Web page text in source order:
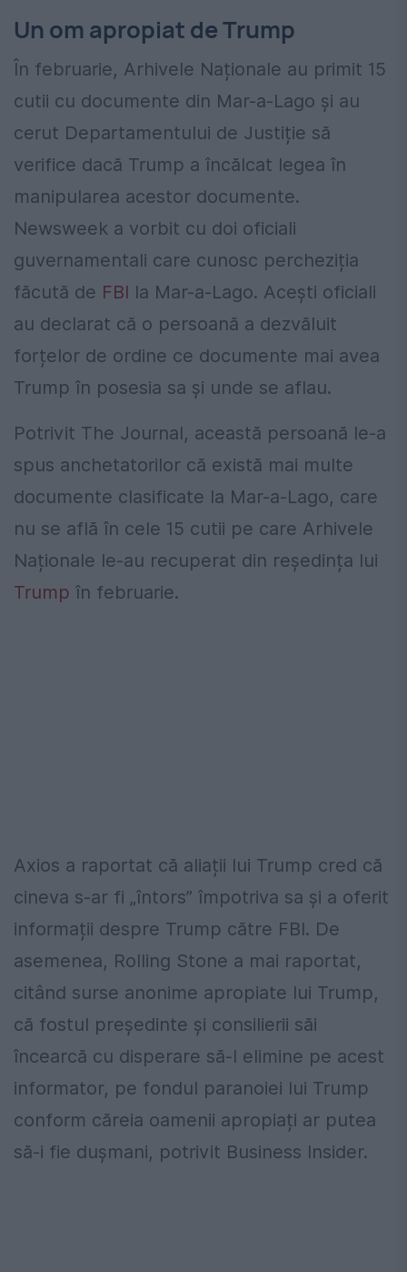
Un om apropiat de Trump
În februarie, Arhivele Naționale au primit 15
cutii cu documente din Mar-a-Lago și au
cerut Departamentului de Justiție să
verifice dacă Trump a încălcat legea în
manipularea acestor documente.
Newsweek a vorbit cu doi oficiali
guvernamentali care cunosc percheziția
făcută de FBI la Mar-a-Lago. Acești oficiali
au declarat că o persoană a dezvăluit
forțelor de ordine ce documente mai avea
Trump în posesia sa și unde se aflau.
Potrivit The Journal, această persoană le-a
spus anchetatorilor că există mai multe
documente clasificate la Mar-a-Lago, care
nu se află în cele 15 cutii pe care Arhivele
Naționale le-au recuperat din reședința lui
Trump în februarie.
Axios a raportat că aliații lui Trump cred că
cineva s-ar fi „întors” împotriva sa și a oferit
informații despre Trump către FBI. De
asemenea, Rolling Stone a mai raportat,
citând surse anonime apropiate lui Trump,
că fostul președinte și consilierii săi
încearcă cu disperare să-l elimine pe acest
informator, pe fondul paranoiei lui Trump
conform căreia oamenii apropiați ar putea
să-i fie dușmani, potrivit Business Insider.